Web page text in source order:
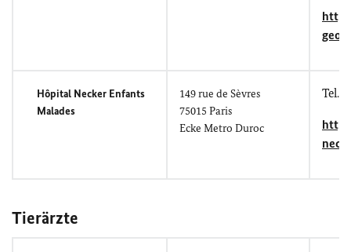
Hôpital Necker Enfants
Malades
149rue de Sèvres
75015 Paris
Ecke Metro Duroc
Tel.:
Tierärzte